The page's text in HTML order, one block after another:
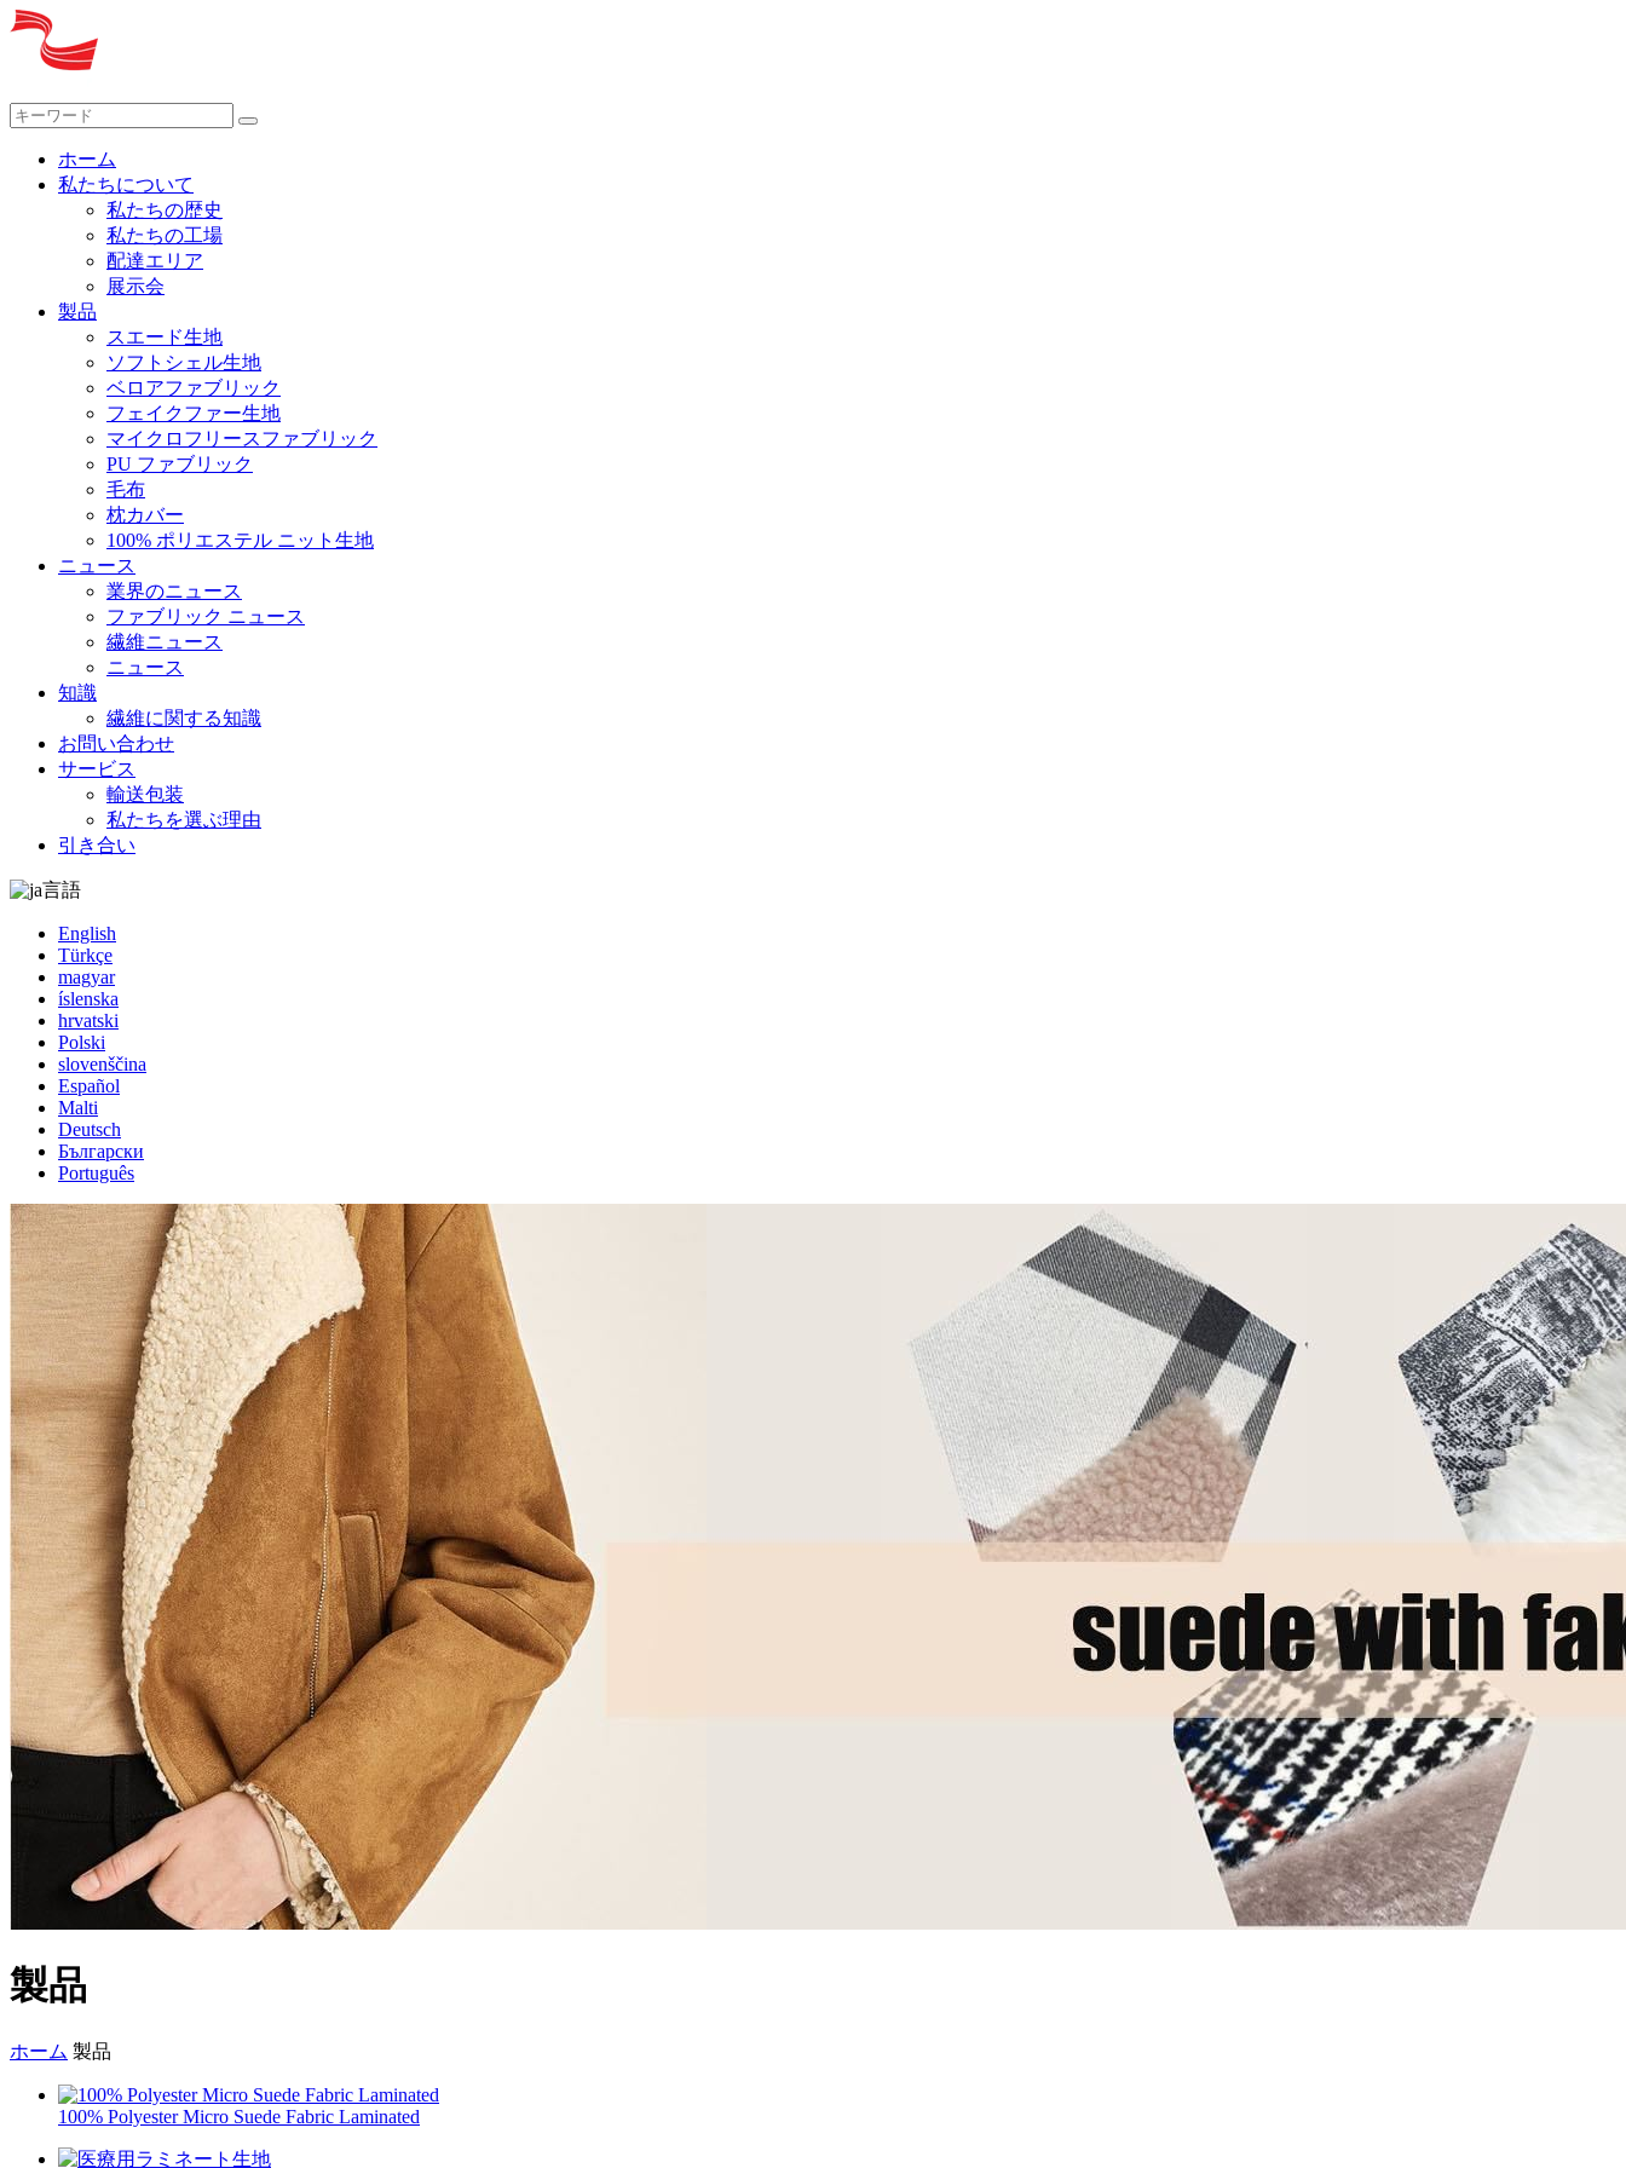
ホーム
私たちについて
私たちの歴史
私たちの工場
配達エリア
展示会
製品
スエード生地
ソフトシェル生地
ベロアファブリック
フェイクファー生地
マイクロフリースファブリック
PU ファブリック
毛布
枕カバー
100% ポリエステル ニット生地
ニュース
業界のニュース
ファブリック ニュース
繊維ニュース
ニュース
知識
繊維に関する知識
お問い合わせ
サービス
輸送包装
私たちを選ぶ理由
引き合い
言語
English
Türkçe
magyar
íslenska
hrvatski
Polski
slovenščina
Español
Malti
Deutsch
Български
Português
製品
ホーム 製品
100% Polyester Micro Suede Fabric Laminated